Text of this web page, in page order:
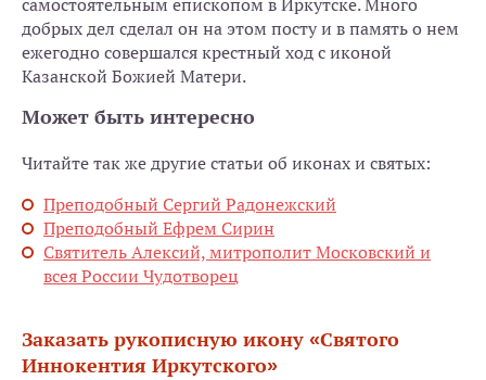
самостоятельным епископом в Иркутске. Много
добрых дел сделал он на этом посту и в память о нем
ежегодно совершался крестный ход с иконой
Казанской Божией Матери.
Может быть интересно
Читайте так же другие статьи об иконах и святых:
Преподобный Сергий Радонежский
Преподобный Ефрем Сирин
Святитель Алексий, митрополит Московский и
всея России Чудотворец
Заказать рукописную икону «Святого
Иннокентия Иркутского»